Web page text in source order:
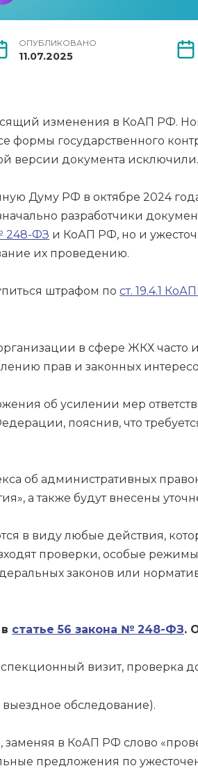
ОПУБЛИКОВАНО
11.07.2025
изменения в КоАП РФ.
формы государственного
версии документа исключили.
Думу РФ в октябре 2024
разработчики
248-ФЗ и КоАП РФ, но и
их проведению.
штрафом по ст. 19.4.1
в сфере ЖКХ часто
прав и законных
об усилении мер
пояснив, что
об административных
а также будут внесены
в виду любые действия,
проверки, особые
законов или
статье 56 закона № 248-ФЗ.
визит, проверка
обследование).
в КоАП РФ слово
предложения по